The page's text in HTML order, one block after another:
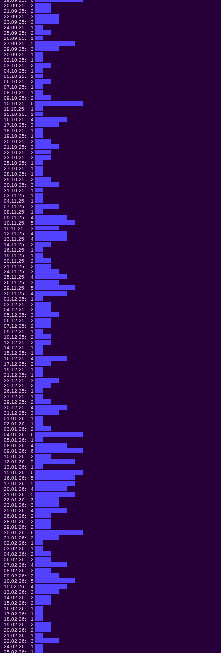
20.09.25:
2
21.09.25:
2
22.09.25:
3
23.09.25:
3
24.09.25:
1
25.09.25:
2
26.09.25:
1
27.09.25:
5
29.09.25:
3
30.09.25:
1
02.10.25:
1
03.10.25:
2
04.10.25:
1
05.10.25:
1
06.10.25:
2
07.10.25:
1
08.10.25:
1
09.10.25:
2
10.10.25:
6
11.10.25:
1
15.10.25:
1
16.10.25:
4
17.10.25:
3
18.10.25:
1
19.10.25:
1
20.10.25:
2
21.10.25:
3
22.10.25:
2
23.10.25:
2
25.10.25:
1
27.10.25:
1
28.10.25:
1
29.10.25:
2
30.10.25:
3
31.10.25:
1
03.11.25:
1
04.11.25:
1
07.11.25:
3
08.11.25:
1
09.11.25:
4
10.11.25:
5
11.11.25:
3
12.11.25:
4
13.11.25:
4
14.11.25:
2
16.11.25:
1
19.11.25:
1
20.11.25:
2
21.11.25:
2
24.11.25:
3
25.11.25:
4
26.11.25:
3
29.11.25:
5
30.11.25:
4
01.12.25:
1
03.12.25:
2
04.12.25:
2
05.12.25:
3
06.12.25:
2
07.12.25:
2
09.12.25:
1
10.12.25:
2
12.12.25:
2
14.12.25:
1
15.12.25:
1
16.12.25:
4
17.12.25:
2
19.12.25:
1
21.12.25:
1
23.12.25:
3
25.12.25:
2
26.12.25:
1
27.12.25:
1
29.12.25:
2
30.12.25:
4
31.12.25:
3
01.01.26:
1
02.01.26:
1
03.01.26:
2
04.01.26:
6
05.01.26:
1
08.01.26:
4
09.01.26:
6
10.01.26:
2
12.01.26:
5
13.01.26:
1
15.01.26:
6
16.01.26:
5
17.01.26:
5
20.01.26:
4
21.01.26:
5
22.01.26:
3
23.01.26:
3
25.01.26:
4
26.01.26:
2
28.01.26:
2
29.01.26:
2
30.01.26:
6
31.01.26:
3
02.02.26:
1
03.02.26:
1
04.02.26:
2
06.02.26:
2
07.02.26:
4
08.02.26:
2
09.02.26:
3
10.02.26:
5
11.02.26:
4
13.02.26:
3
14.02.26:
2
15.02.26:
2
16.02.26:
1
17.02.26:
1
18.02.26:
1
19.02.26:
2
20.02.26:
2
21.02.26:
1
22.02.26:
3
24.02.26:
1